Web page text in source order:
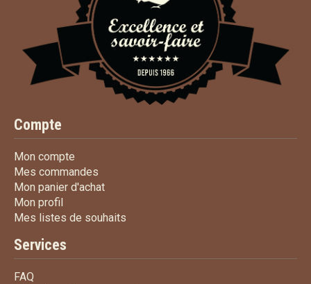
Compte
Mon compte
Mes commandes
Mon panier d'achatMon panier d'achat
Mon profil
Mes listes de souhaits
Services
FAQ